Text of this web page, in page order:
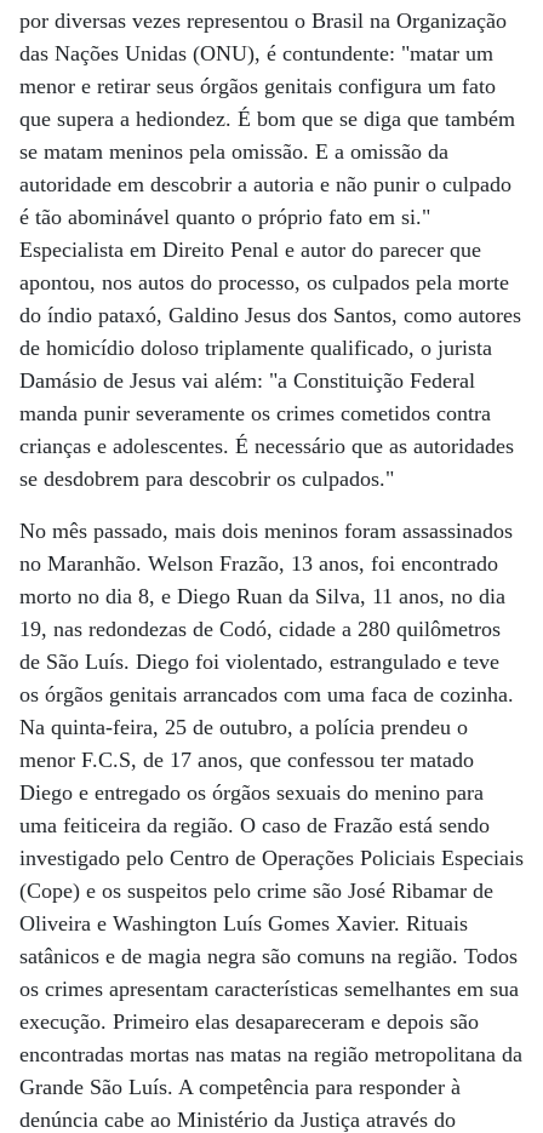
por diversas vezes representou o Brasil na Organização
das Nações Unidas (ONU), é contundente: "matar um
menor e retirar seus órgãos genitais configura um fato
que supera a hediondez. É bom que se diga que também
se matam meninos pela omissão. E a omissão da
autoridade em descobrir a autoria e não punir o culpado
é tão abominável quanto o próprio fato em si."
Especialista em Direito Penal e autor do parecer que
apontou, nos autos do processo, os culpados pela morte
do índio pataxó, Galdino Jesus dos Santos, como autores
de homicídio doloso triplamente qualificado, o jurista
Damásio de Jesus vai além: "a Constituição Federal
manda punir severamente os crimes cometidos contra
crianças e adolescentes. É necessário que as autoridades
se desdobrem para descobrir os culpados."
No mês passado, mais dois meninos foram assassinados
no Maranhão. Welson Frazão, 13 anos, foi encontrado
morto no dia 8, e Diego Ruan da Silva, 11 anos, no dia
19, nas redondezas de Codó, cidade a 280 quilômetros
de São Luís. Diego foi violentado, estrangulado e teve
os órgãos genitais arrancados com uma faca de cozinha.
Na quinta-feira, 25 de outubro, a polícia prendeu o
menor F.C.S, de 17 anos, que confessou ter matado
Diego e entregado os órgãos sexuais do menino para
uma feiticeira da região. O caso de Frazão está sendo
investigado pelo Centro de Operações Policiais Especiais
(Cope) e os suspeitos pelo crime são José Ribamar de
Oliveira e Washington Luís Gomes Xavier. Rituais
satânicos e de magia negra são comuns na região. Todos
os crimes apresentam características semelhantes em sua
execução. Primeiro elas desapareceram e depois são
encontradas mortas nas matas na região metropolitana da
Grande São Luís. A competência para responder à
denúncia cabe ao Ministério da Justiça através do